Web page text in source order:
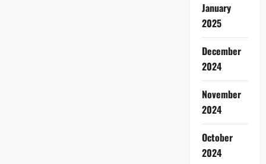
January
2025
December
2024
November
2024
October
2024